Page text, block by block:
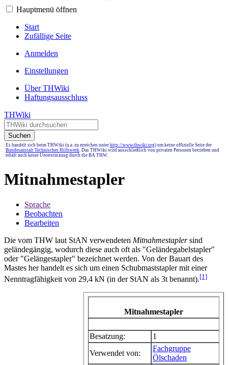
Hauptmenü öffnen
Start
Zufällige Seite
Anmelden
Einstellungen
Über THWiki
Haftungsausschluss
THWiki
Suchen
Es handelt sich beim THWiki (u.a. zu erreichen unter http://www.thwiki.org) um keine offizielle Seite der
Bundesanstalt Technisches Hilfswerk. Das THWiki wird ausschließlich von privaten Personen betrieben und
erhält auch keine Unterstützung durch die BA THW.
Mitnahmestapler
Sprache
Beobachten
Bearbeiten
Die vom THW laut StAN verwendeten Mitnahmestaplersind
geländegängig, wodurch diese auch oft als "Geländegabelstapler"
oder "Gelängestapler" bezeichnet werden. Von der Bauart des
Mastes her handelt es sich um einen Schubmaststapler mit einer
Nenntragfähigkeit von 29,4 kN (in der StAN als 3t benannt).[1]
Mitnahmestapler
Besatzung:
1
Verwendet von:
Fachgruppe
Ölschaden